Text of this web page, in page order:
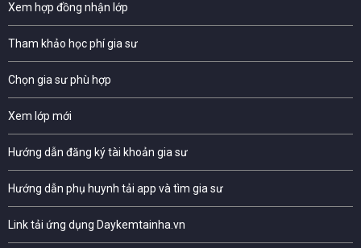
Xem hợp đồng nhận lớp
Tham khảo học phí gia sư
Chọn gia sư phù hợp
Xem lớp mới
Hướng dẫn đăng ký tài khoản gia sư
Hướng dẫn phụ huynh tải app và tìm gia sư
Link tải ứng dụng Daykemtainha.vn